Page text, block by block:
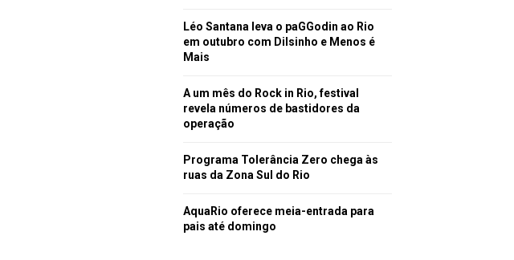
Léo Santana leva o paGGodin ao Rio
em outubro com Dilsinho e Menos é
Mais
A um mês do Rock in Rio, festival
revela números de bastidores da
operação
Programa Tolerância Zero chega às
ruas da Zona Sul do Rio
AquaRio oferece meia-entrada para
pais até domingo